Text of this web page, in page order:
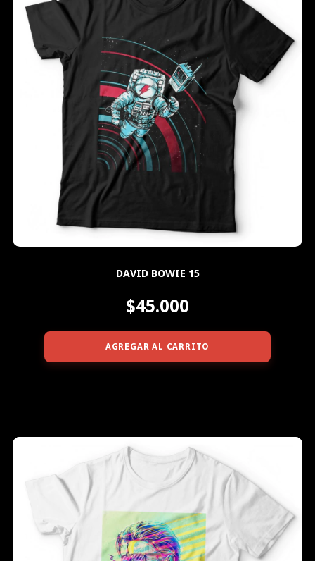
DAVID BOWIE 15
$45.000
AGREGAR AL CARRITO